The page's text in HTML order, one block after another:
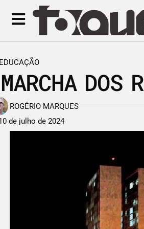
EDUCAÇÃO
MARCHA DOS
ROGÉRIO MARQUES
de julho de 2024